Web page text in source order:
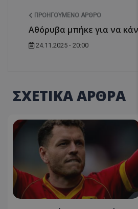
ΠΡΟΗΓΟΎΜΕΝΟ ΆΡΘΡΟ
Αθόρυβα μπήκε για να
24.11.2025 - 20:00
ΣΧΕΤΙΚΑ ΑΡΘΡΑ